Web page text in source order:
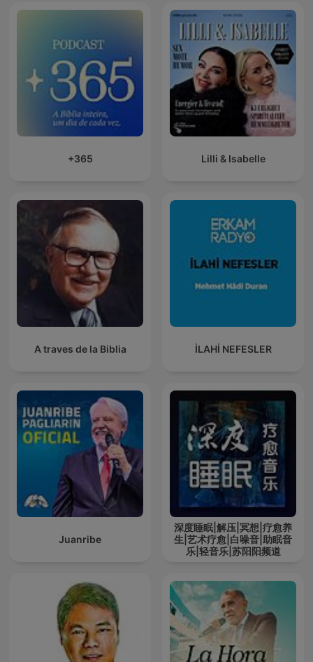
+365 Lilli & Isabelle
A traves de la Biblia İLAHİ NEFESLER
Juanribe
深度睡眠|解压|冥想|疗愈养
生|艺术疗愈|白噪音|助眠音
乐|轻音乐|苏阳阳频道